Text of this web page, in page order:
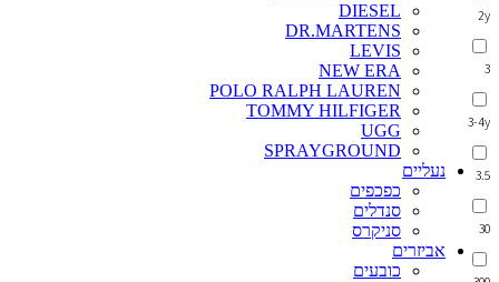
2y
3
3-4y
3.5
30
DIESEL
DR.MARTENS
LEVIS
NEW ERA
POLO RALPH LAUREN
TOMMY HILFIGER
UGG
SPRAYGROUND
נעליים
כפכפים
סנדלים
סניקרס
אביזרים
כובעים